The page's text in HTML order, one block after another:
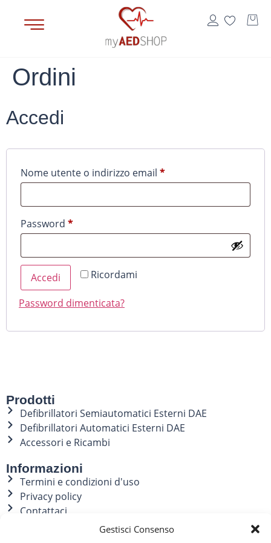
Gestisci Consenso
Ordini
Accedi
Nome utente o indirizzo email *
Password *
Alternative: Ricordami
Accedi
Password dimenticata?
Prodotti
Defibrillatori Semiautomatici Esterni DAE
Defibrillatori Automatici Esterni DAE
Accessori e Ricambi
Informazioni
Termini e condizioni d'uso
Privacy policy
Contattaci